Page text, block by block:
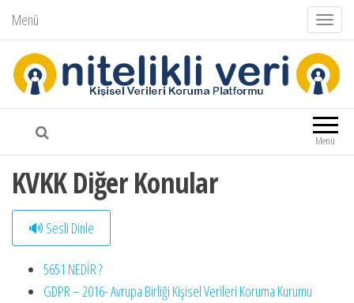
Menü
N
a
v
i
g
a
s
Nitelikli Veri Kişisel Verileri Koruma Platformu
Menü
KVKK Diğer Konular
🔊 Sesli Dinle
5651 NEDİR ?
GDPR – 2016- Avrupa Birliği Kişisel Verileri Koruma Kurumu